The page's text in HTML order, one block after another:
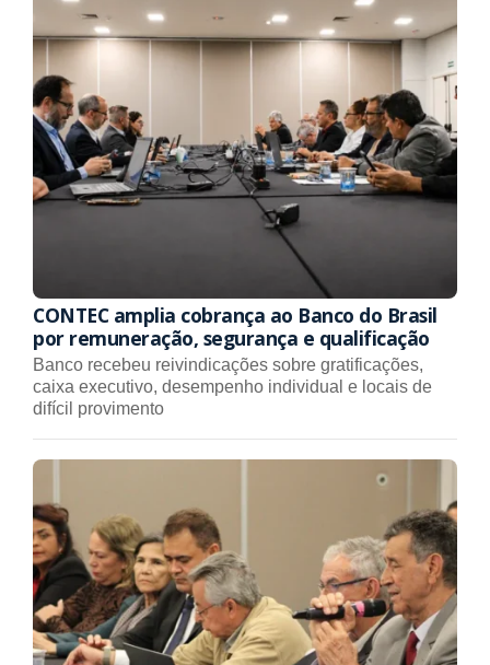
CONTEC amplia cobrança ao Banco do Brasil
por remuneração, segurança e qualificação
Banco recebeu reivindicações sobre gratificações,
caixa executivo, desempenho individual e locais de
difícil provimento